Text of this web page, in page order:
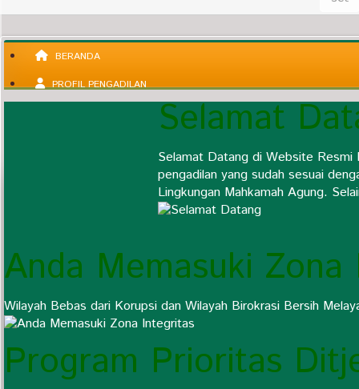
BERANDA
PROFIL PENGADILAN
Selamat
Selamat Datang di Website Resmi
pengadilan yang sudah sesuai
Lingkungan Mahkamah Agung.
Anda Memasuki
Wilayah Bebas dari Korupsi dan Wilayah Birokrasi Bersih
Program Prioritas